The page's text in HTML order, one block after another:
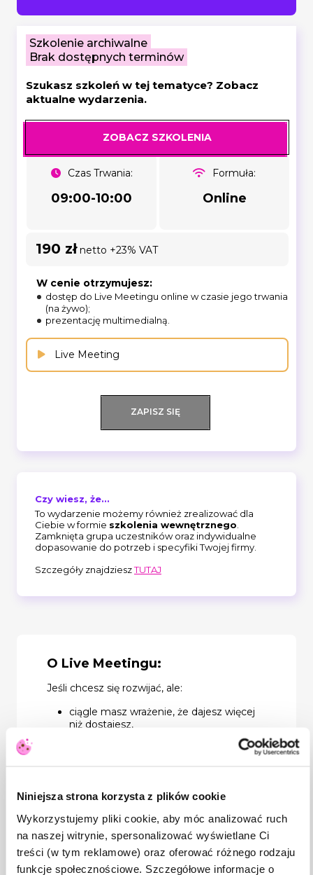
Niniejsza strona korzysta z plików cookie
Wykorzystujemy pliki cookie, aby móc analizować ruch
na naszej witrynie, spersonalizować wyświetlane Ci
treści (w tym reklamowe) oraz oferować różnego rodzaju
funkcje społecznościowe. Szczegółowe informacje o
Szkolenie archiwalne
Brak dostępnych terminów
Szukasz szkoleń w tej tematyce? Zobacz
aktualne wydarzenia.
ZOBACZ SZKOLENIA
Czas Trwania:
09:00-10:00
Formuła:
Online
190 złnetto +23% VAT
W cenie otrzymujesz:
dostęp do Live Meetingu online w czasie jego trwania
(na żywo);
prezentację multimedialną.
Live Meeting
ZAPISZ SIĘ
Czy wiesz, że...
To wydarzenie możemy również zrealizować dla
Ciebie w formie szkolenia wewnętrznego
Zamknięta grupa uczestników oraz indywidualne
dopasowanie do potrzeb i specyfiki Twojej firmy.
Szczegóły znajdzieszTUTAJ
O Live Meetingu:
Jeśli chcesz się rozwijać, ale:
ciągle masz wrażenie, że dajesz więcej
niż dostajesz,
jesteś zaangażowana/y, pomocna/y,
odpowiedzialna/y, a mimo to stoisz w
granic po cichu blokuje rozwój zawodowy i
osobisty. Pokażemy, dlaczego mówienie
wszystkim „tak” oddala Cię od własnych
celów. W końcu zastanowimy się, w jaki